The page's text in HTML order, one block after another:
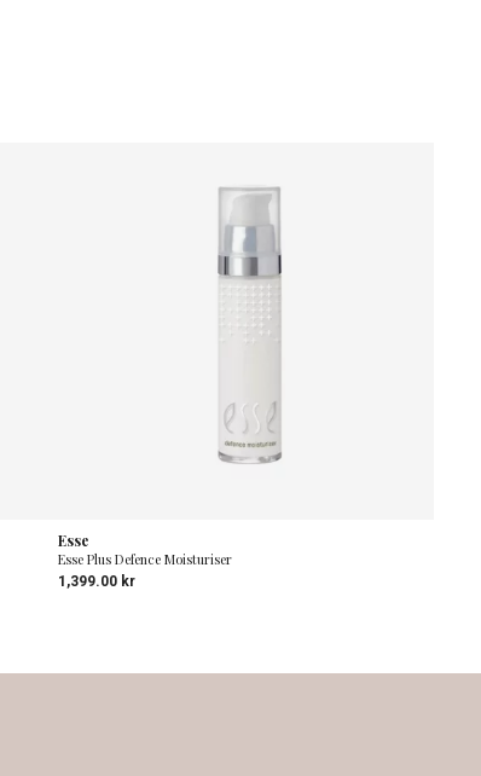
Esse
Esse Plus Defence Moisturiser
1,399.00 kr